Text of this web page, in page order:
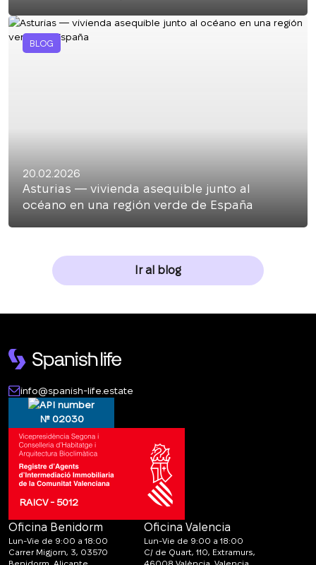
BLOG
20.02.2026
Asturias — vivienda asequible junto al
océano en una región verde de España
Ir al blog
info@spanish-life.estate
№ 02030
RAICV - 5012
Oficina Benidorm
Lun-Vie de 9:00 a 18:00
Carrer Migjorn, 3, 03570
Oficina Valencia
Lun-Vie de 9:00 a 18:00
C/ de Quart, 110, Extramurs,